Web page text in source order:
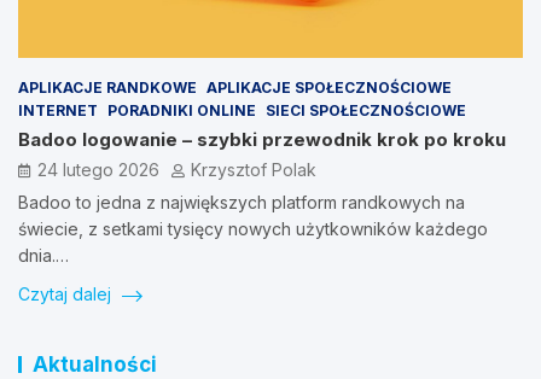
APLIKACJE RANDKOWE APLIKACJE SPOŁECZNOŚCIOWE
INTERNET
PORADNIKI ONLINE SIECI SPOŁECZNOŚCIOWE
Badoo logowanie – szybki przewodnik krok po kroku
24 lutego 2026
Krzysztof Polak
Badoo to jedna z największych platform randkowych na
świecie, z setkami tysięcy nowych użytkowników każdego
dnia.…
Czytaj dalej
Aktualności